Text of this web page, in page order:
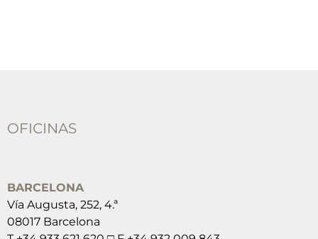
OFICINAS
BARCELONA
Vía Augusta, 252, 4.ª
08017 Barcelona